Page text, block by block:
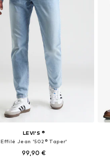
LEVI'S ®
Effilé Jean '502® Taper'
99,90 €